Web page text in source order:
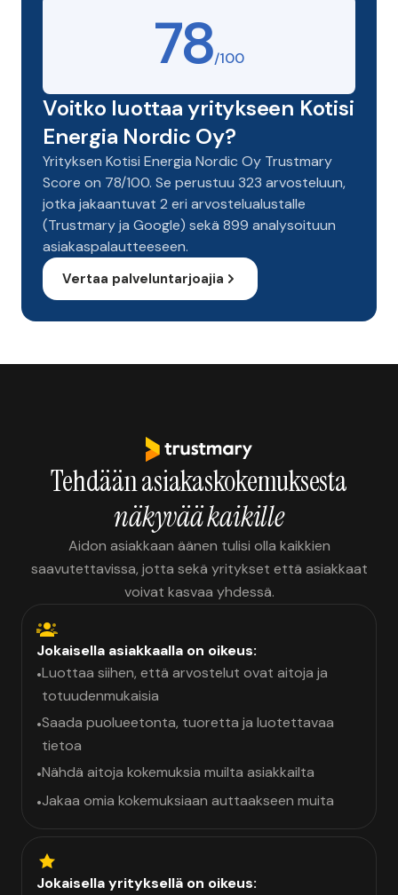
78/100
Voitko luottaa yritykseen Kotisi
Energia Nordic Oy?
Yrityksen Kotisi Energia Nordic Oy Trustmary
Score on 78/100. Se perustuu 323 arvosteluun,
jotka jakaantuvat 2 eri arvostelualustalle
(Trustmary ja Google) sekä 899 analysoituun
asiakaspalautteeseen.
Vertaa palveluntarjoajia
Tehdään asiakaskokemuksesta
näkyvää kaikille
Aidon asiakkaan äänen tulisi olla kaikkien
saavutettavissa, jotta sekä yritykset että asiakkaat
voivat kasvaa yhdessä.
Jokaisella asiakkaalla on oikeus:
•Luottaa siihen, että arvostelut ovat aitoja ja
totuudenmukaisia
•Saada puolueetonta, tuoretta ja luotettavaa
tietoa
•Nähdä aitoja kokemuksia muilta asiakkailta
•Jakaa omia kokemuksiaan auttaakseen muita
Jokaisella yrityksellä on oikeus: